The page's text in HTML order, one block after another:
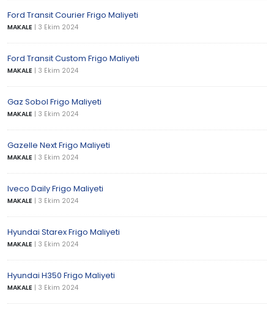
Ford Transit Courier Frigo Maliyeti
MAKALE | 3 Ekim 2024
Ford Transit Custom Frigo Maliyeti
MAKALE | 3 Ekim 2024
Gaz Sobol Frigo Maliyeti
MAKALE | 3 Ekim 2024
Gazelle Next Frigo Maliyeti
MAKALE | 3 Ekim 2024
Iveco Daily Frigo Maliyeti
MAKALE | 3 Ekim 2024
Hyundai Starex Frigo Maliyeti
MAKALE | 3 Ekim 2024
Hyundai H350 Frigo Maliyeti
MAKALE | 3 Ekim 2024